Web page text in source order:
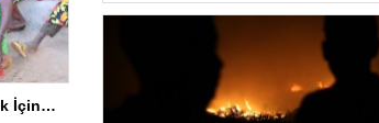
BM Somali’de Kıtlık İçin 10 Milyon Dolar Ayırdı